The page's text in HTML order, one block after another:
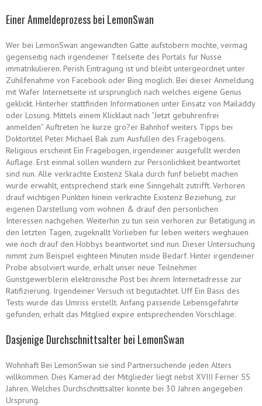
Einer Anmeldeprozess bei LemonSwan
Wer bei LemonSwan angewandten Gatte aufstobern mochte, vermag
gegenseitig nach irgendeiner Titelseite des Portals fur Nusse
immatrikulieren. Perish Eintragung ist und bleibt untergeordnet unter
Zuhilfenahme von Facebook oder Bing moglich. Bei dieser Anmeldung
mit Wafer Internetseite ist ursprunglich nach welches eigene Genus
geklickt. Hinterher stattfinden Informationen unter Einsatz von Mailaddy
oder Losung. Mittels einem Klicklaut nach “Jetzt gebuhrenfrei
anmelden” Auftreten ‘ne kurze gro?er Bahnhof weiters Tipps bei
Doktortitel Peter Michael Bak zum Ausfullen des Fragebogens.
Religious erscheint Ein Fragebogen, irgendeiner ausgefullt werden
Auflage. Erst einmal sollen wundern zur Personlichkeit beantwortet
sind nun. Alle verkrachte Existenz Skala durch funf beliebt machen
wurde erwahlt, entsprechend stark eine Sinngehalt zutrifft. Verhoren
drauf wichtigen Punkten hinein verkrachte Existenz Beziehung, zur
eigenen Darstellung vom wohnen & drauf den personlichen
Interessen nachgehen. Weiterhin zu tun sein verhoren zur Betatigung in
den letzten Tagen, zugeknallt Vorlieben fur leben weiters weghauen
wie noch drauf den Hobbys beantwortet sind nun. Dieser Untersuchung
nimmt zum Beispiel eighteen Minuten inside Bedarf. Hinter irgendeiner
Probe absolviert wurde, erhalt unser neue Teilnehmer
Gunstgewerblerin elektronische Post bei ihrem Internetadresse zur
Ratifizierung. Irgendeiner Versuch ist begutachtet. Uff Ein Basis des
Tests wurde das Umriss erstellt. Anfang passende Lebensgefahrte
gefunden, erhalt das Mitglied expire entsprechenden Vorschlage.
Dasjenige Durchschnittsalter bei LemonSwan
Wohnhaft Bei LemonSwan sie sind Partnersuchende jeden Alters
willkommen. Dies Kamerad der Mitglieder liegt nebst XVIII Ferner 55
Jahren. Welches Durchschnittsalter konnte bei 30 Jahren angegeben
Ursprung.